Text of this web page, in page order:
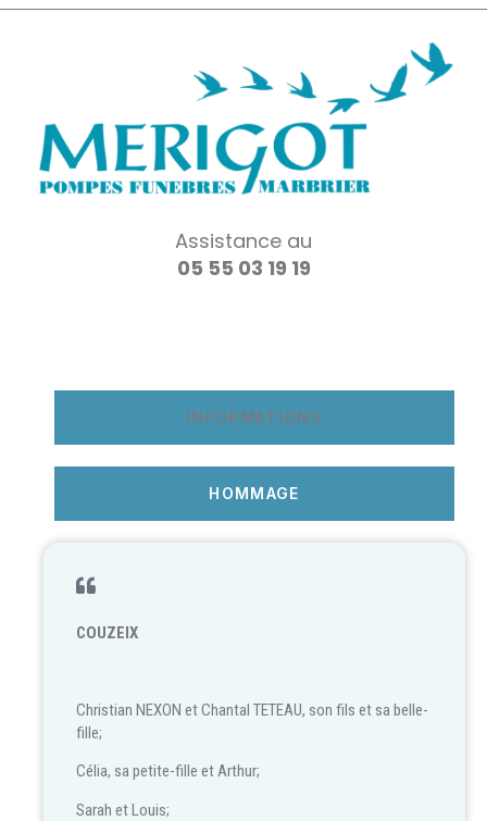
Assistance au
05 55 03 19 19
INFORMATIONS
HOMMAGE
COUZEIX
Christian NEXON et Chantal TETEAU, son fils et sa belle-
fille;
Célia, sa petite-fille et Arthur;
Sarah et Louis;